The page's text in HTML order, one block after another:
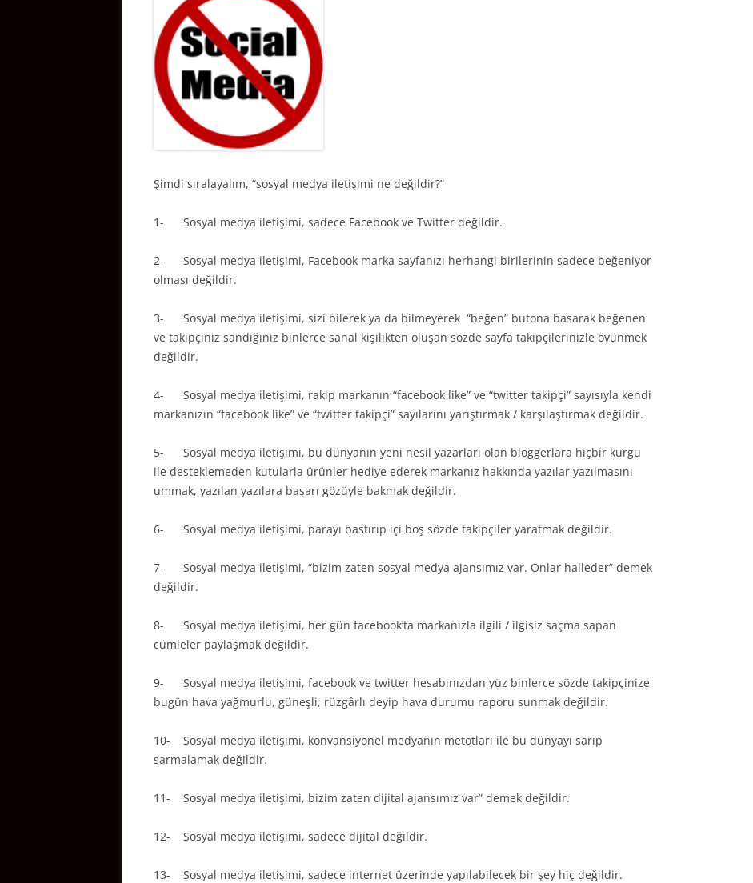
Şimdi sıralayalım, “sosyal medya iletişimi ne değildir?”
1- Sosyal medya iletişimi, sadece Facebook ve Twitter değildir.
2- Sosyal medya iletişimi, Facebook marka sayfanızı herhangi birilerinin sadece beğeniyor
olması değildir.
3- Sosyal medya iletişimi, sizi bilerek ya da bilmeyerek “beğen” butona basarak beğenen
ve takipçiniz sandığınız binlerce sanal kişilikten oluşan sözde sayfa takipçilerinizle övünmek
değildir.
4- Sosyal medya iletişimi, rakip markanın “facebook like” ve “twitter takipçi” sayısıyla kendi
markanızın “facebook like” ve “twitter takipçi” sayılarını yarıştırmak / karşılaştırmak değildir.
5- Sosyal medya iletişimi, bu dünyanın yeni nesil yazarları olan bloggerlara hiçbir kurgu
ile desteklemeden kutularla ürünler hediye ederek markanız hakkında yazılar yazılmasını
ummak, yazılan yazılara başarı gözüyle bakmak değildir.
6- Sosyal medya iletişimi, parayı bastırıp içi boş sözde takipçiler yaratmak değildir.
7- Sosyal medya iletişimi, “bizim zaten sosyal medya ajansımız var. Onlar halleder” demek
değildir.
8- Sosyal medya iletişimi, her gün facebook’ta markanızla ilgili / ilgisiz saçma sapan
cümleler paylaşmak değildir.
9- Sosyal medya iletişimi, facebook ve twitter hesabınızdan yüz binlerce sözde takipçinize
bugün hava yağmurlu, güneşli, rüzgârlı deyip hava durumu raporu sunmak değildir.
10- Sosyal medya iletişimi, konvansiyonel medyanın metotları ile bu dünyayı sarıp
sarmalamak değildir.
11- Sosyal medya iletişimi, bizim zaten dijital ajansımız var” demek değildir.
12- Sosyal medya iletişimi, sadece dijital değildir.
13- Sosyal medya iletişimi, sadece internet üzerinde yapılabilecek bir şey hiç değildir.